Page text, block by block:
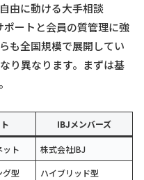
由に動ける大手相談
ートと会員の質管理に強
も全国規模で展開してい
り異なります。まずは基
IBJメンバーズ
ット
株式会社IBJ
グ型
ハイブリッド型